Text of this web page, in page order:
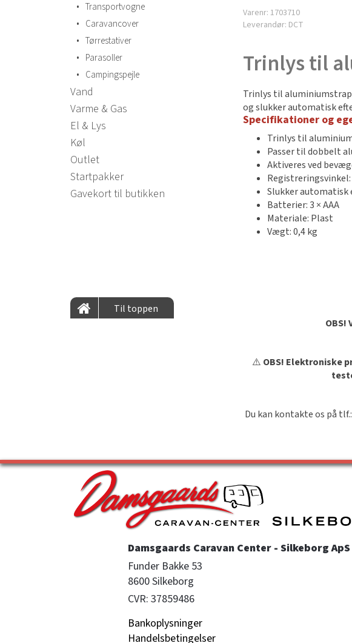
• Transportvogne
• Caravancover
• Tørrestativer
• Parasoller
• Campingspejle
Vand
Varme & Gas
El & Lys
Køl
Outlet
Startpakker
Gavekort til butikken
Varenr: 1703710
Leverandør: DCT
Trinlys til
Trinlys til
og slukker automatisk
Specifikationer og
Trinlys til
Passer til dobbelt
Aktiveres ved
Slukker automatisk
Batterier: 3 × AAA
Materiale: Plast
Vægt: 0,4 kg
Til toppen
⚠️ OBS! Elektroniske
Du kan kontakte os på
Damsgaards Caravan Center - Silkeborg ApS
Funder Bakke 53
8600 Silkeborg
CVR: 37859486
Bankoplysninger
Handelsbetingelser